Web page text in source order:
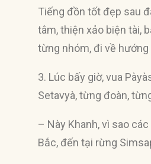
Tiếng đồn tốt đẹp sau
tâm, thiện xảo biện tài,
từng nhóm, đi về
3. Lúc bấy giờ, vua
Setavyà, từng đoàn,
– Này Khanh, vì sao
Bắc, đến tại rừng